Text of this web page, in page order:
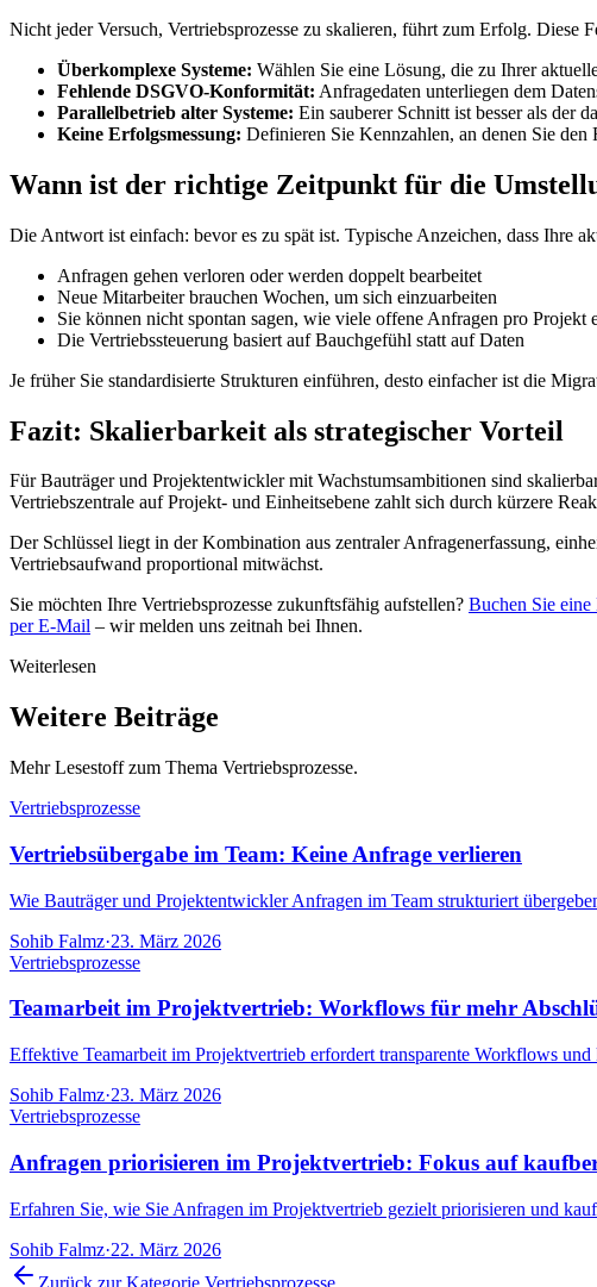
Nicht jeder Versuch, Vertriebsprozesse zu skalieren, führt zum Erfolg. Diese
Überkomplexe Systeme: Wählen Sie eine Lösung, die zu Ihrer
Fehlende DSGVO-Konformität: Anfragedaten unterliegen dem
Parallelbetrieb alter Systeme: Ein sauberer Schnitt ist besser als der
Keine Erfolgsmessung: Definieren Sie Kennzahlen, an denen Sie
Wann ist der richtige Zeitpunkt für die
Die Antwort ist einfach: bevor es zu spät ist. Typische Anzeichen, dass Ihre
Anfragen gehen verloren oder werden doppelt bearbeitet
Neue Mitarbeiter brauchen Wochen, um sich einzuarbeiten
Sie können nicht spontan sagen, wie viele offene Anfragen pro Projekt
Die Vertriebssteuerung basiert auf Bauchgefühl statt auf Daten
Je früher Sie standardisierte Strukturen einführen, desto einfacher ist die
Fazit: Skalierbarkeit als strategischer Vorteil
Für Bauträger und Projektentwickler mit Wachstumsambitionen sind
Vertriebszentrale auf Projekt- und Einheitsebene zahlt sich durch kürzere
Der Schlüssel liegt in der Kombination aus zentraler Anfragenerfassung,
Vertriebsaufwand proportional mitwächst.
Sie möchten Ihre Vertriebsprozesse zukunftsfähig aufstellen? Buchen Sie eine
per E-Mail – wir melden uns zeitnah bei Ihnen.
Weiterlesen
Weitere Beiträge
Mehr Lesestoff zum Thema Vertriebsprozesse.
Vertriebsprozesse
Vertriebsübergabe im Team: Keine Anfrage verlieren
Wie Bauträger und Projektentwickler Anfragen im Team strukturiert
Sohib Falmz·23. März 2026
Vertriebsprozesse
Teamarbeit im Projektvertrieb: Workflows für mehr
Effektive Teamarbeit im Projektvertrieb erfordert transparente Workflows
Sohib Falmz·23. März 2026
Vertriebsprozesse
Anfragen priorisieren im Projektvertrieb: Fokus auf
Erfahren Sie, wie Sie Anfragen im Projektvertrieb gezielt priorisieren und
Sohib Falmz·22. März 2026
Zurück zur Kategorie Vertriebsprozesse